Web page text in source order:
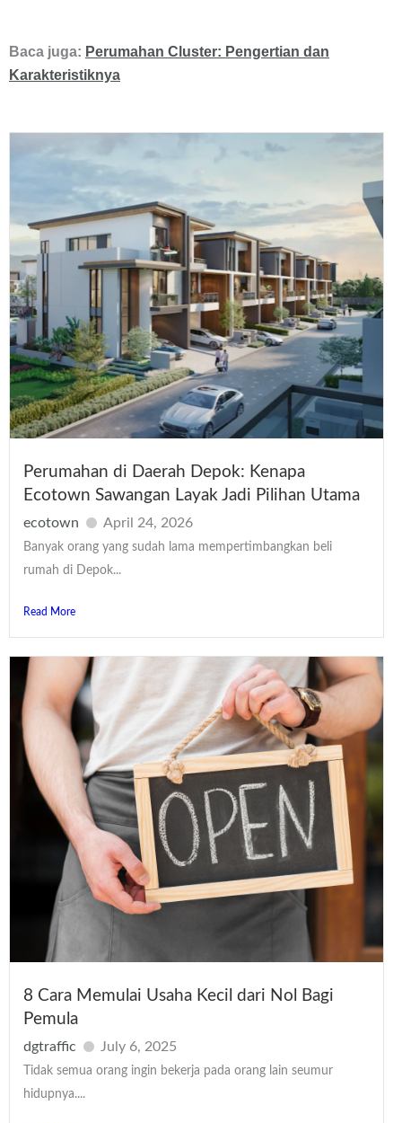
Baca juga: Perumahan Cluster: Pengertian dan
Karakteristiknya
Perumahan di Daerah Depok: Kenapa
Ecotown Sawangan Layak Jadi Pilihan Utama
ecotown April 24, 2026
Banyak orang yang sudah lama mempertimbangkan beli
rumah di Depok...
Read More
8 Cara Memulai Usaha Kecil dari Nol Bagi
Pemula
dgtraffic July 6, 2025
Tidak semua orang ingin bekerja pada orang lain seumur
hidupnya....